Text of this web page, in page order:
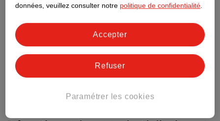
Informations figurant sur l'étiquette
Ce produit n’a (pas encore) de "Nature
Impact Score".
données, veuillez consulter notre politique de confidentialité.
Paramétrer les cookies
Refuser
Accepter